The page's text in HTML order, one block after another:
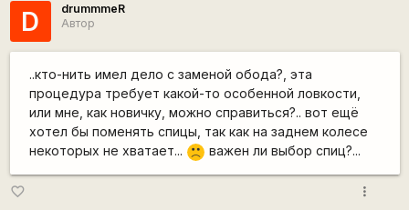
D
drummmeR
Автор
..кто-нить имел дело с заменой обода?, эта
процедура требует какой-то особенной ловкости,
или мне, как новичку, можно справиться?.. вот ещё
хотел бы поменять спицы, так как на заднем колесе
некоторых не хватает...
:( важен ли выбор спиц?...
favorite_border more_vert